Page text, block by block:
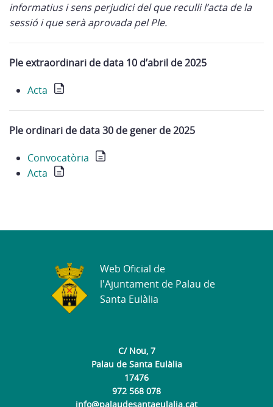
informatius i sens perjudici del que reculli l’acta de la
sessió i que serà aprovada pel Ple.
Ple extraordinari de data 10 d’abril de 2025
Acta
Ple ordinari de data 30 de gener de 2025
Convocatòria
Acta
C/ Nou, 7
Palau de Santa Eulàlia
17476
972 568 078
info@palaudesantaeulalia.cat
Web Oficial de
l'Ajuntament de Palau de
Santa Eulàlia